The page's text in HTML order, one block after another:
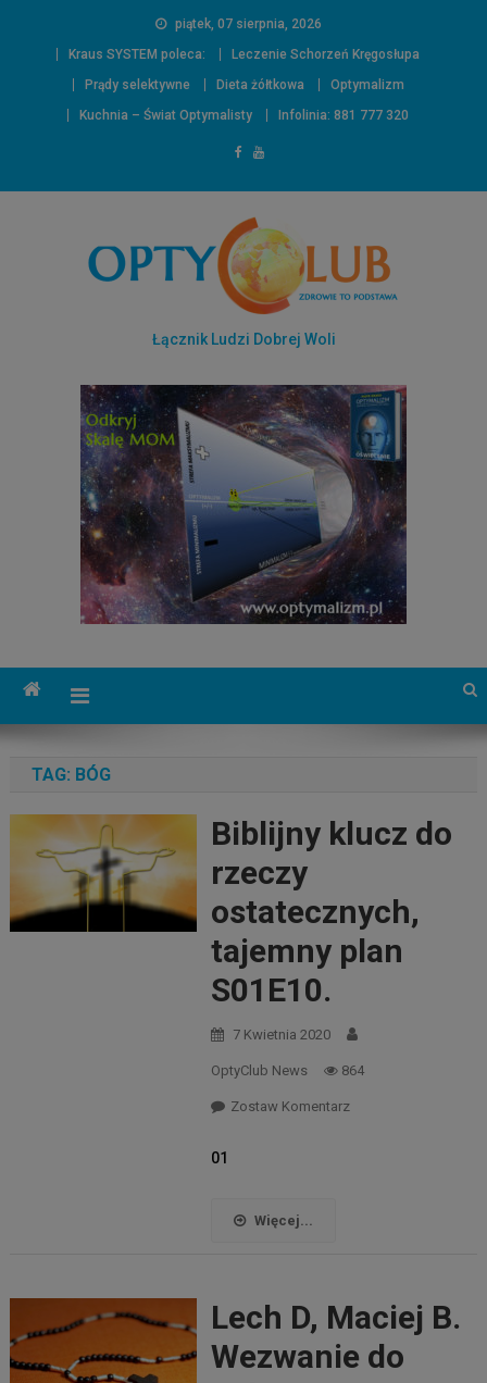
piątek, 07 sierpnia, 2026
Kraus SYSTEM poleca:
Leczenie Schorzeń Kręgosłupa
Prądy selektywne
Dieta żółtkowa
Optymalizm
Kuchnia – Świat Optymalisty
Infolinia: 881 777 320
Łącznik Ludzi Dobrej Woli
TAG: BÓG
Biblijny klucz do
rzeczy
ostatecznych,
tajemny plan
S01E10.
7 Kwietnia 2020
OptyClub News 864
Zostaw Komentarz
01
Więcej...
Lech D, Maciej B.
Wezwanie do